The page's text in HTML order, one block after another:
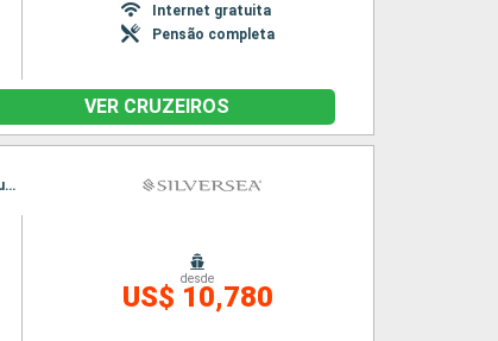
Internet gratuita
Pensão completa
VER CRUZEIROS
Itinerário : Copenhague, Ronne, Gdansk, Klaipeda, Riga, Helsinquia, Tallin, Estocolmo, Copenhague, Ronne, Gdansk, Klaipeda, Riga, Helsinquia, Tallin, Estocolmo, Copenhague
desde
US$ 10,780